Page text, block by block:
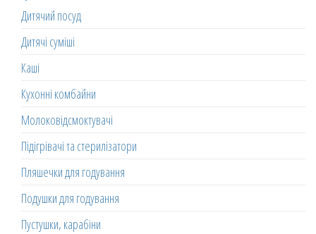
Дитячий посуд
Дитячі суміші
Каші
Кухонні комбайни
Молоковідсмоктувачі
Підігрівачі та стерилізатори
Пляшечки для годування
Подушки для годування
Пустушки, карабіни